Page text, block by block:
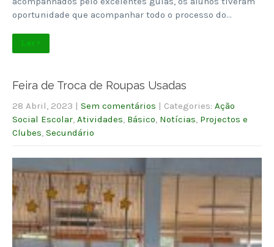
oportunidade que acompanhar todo o processo do…
Ler +
Feira de Troca de Roupas Usadas
28 Abril, 2023 | Sem comentários | Categories: Ação
Social Escolar Atividades Básico Notícias Projectos e
Clubes Secundário